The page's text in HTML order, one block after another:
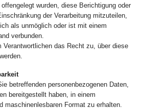
wurden, diese Berichtigung oder
der Verarbeitung mitzuteilen,
als unmöglich oder ist mit einem
verbunden.
Verantwortlichen das Recht zu, über diese
betreffenden personenbezogenen Daten,
bereitgestellt haben, in einem
maschinenlesbaren Format zu erhalten.